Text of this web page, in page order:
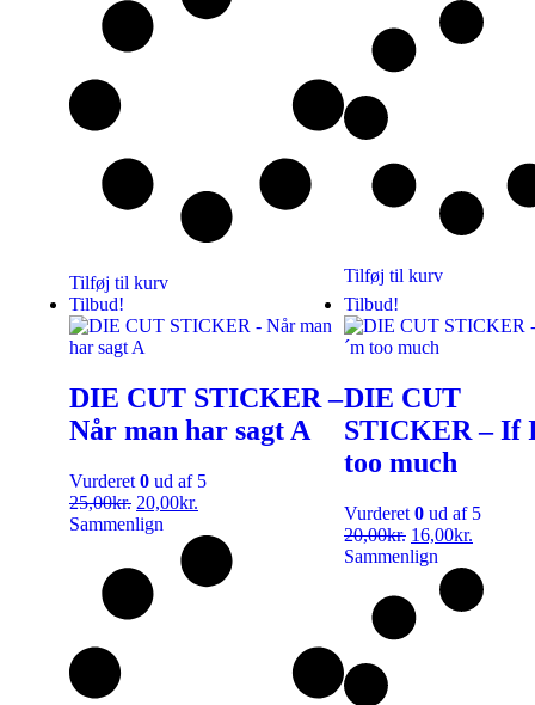
Tilføj til kurv
Tilføj til kurv
Tilbud!
DIE CUT STICKER –
Når man har sagt A
Vurderet 0 ud af 5
25,00kr. 20,00kr.
Sammenlign
Tilbud!
DIE CUT
STICKER – If
too much
Vurderet 0 ud af 5
20,00kr. 16,00kr.
Sammenlign